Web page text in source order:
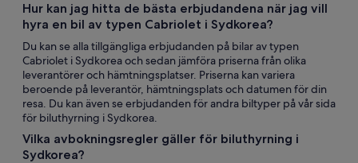
Hur kan jag hitta de bästa erbjudandena när jag vill
hyra en bil av typen Cabriolet i Sydkorea?
Du kan se alla tillgängliga erbjudanden på bilar av typen
Cabriolet i Sydkorea och sedan jämföra priserna från olika
leverantörer och hämtningsplatser. Priserna kan variera
beroende på leverantör, hämtningsplats och datumen för din
resa. Du kan även se erbjudanden för andra biltyper på vår sida
för biluthyrning i Sydkorea.
Vilka avbokningsregler gäller för biluthyrning i
Sydkorea?